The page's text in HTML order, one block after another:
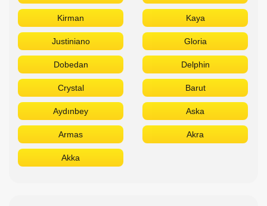
Kirman Kaya
Justiniano Gloria
Dobedan Delphin
Crystal Barut
Aydınbey Aska
Armas Akra
Akka